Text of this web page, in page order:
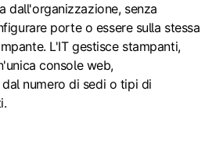
dall'organizzazione, senza
porte o essere sulla stessa
L'IT gestisce stampanti,
console web,
numero di sedi o tipi di